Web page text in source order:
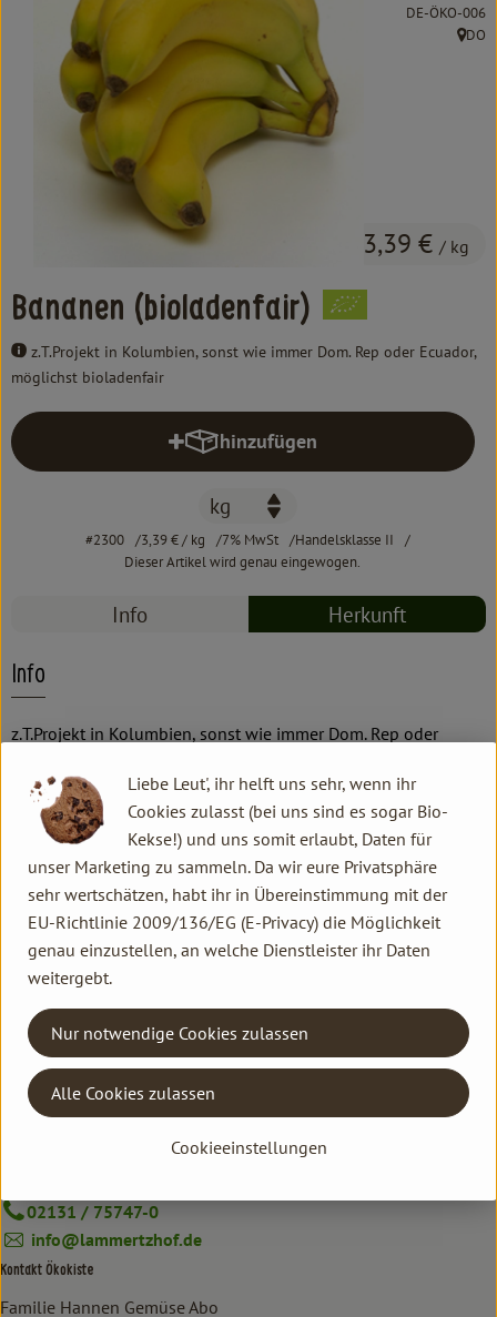
Kochen & Backen
Süß & Pikant
Getränke
Haushalt
Erleben
Bananen (bioladenfair)
z.T.Projekt in Kolumbien, sonst wie immer Dom. Rep oder Ecuador,
möglichst bioladenfair
3,39 € / kg
, Kontrollstelle:
DE-ÖKO-006
,DO
hinzufügen
Produkt zum Warenkorb
#2300 3,39 €/ kg 7% MwSt
Handelsklasse II
Dieser Artikel wird genau eingewogen.
Info Herkunft
Info
z.T.Projekt in Kolumbien, sonst wie immer Dom. Rep oder
Produktinformationen
Herkunft
Hersteller: 8BD
Kontakt allgemein
02131 / 75747-0
info@lammertzhof.de
Kontakt Ökokiste
Familie Hannen Gemüse Abo
Liebe Leut', ihr helft uns sehr, wenn ihr
Cookies zulasst (bei uns sind es sogar Bio-
Kekse!) und uns somit erlaubt, Daten für
unser Marketing zu sammeln. Da wir eure Privatsphäre
sehr wertschätzen, habt ihr in Übereinstimmung mit der
EU-Richtlinie 2009/136/EG (E-Privacy) die Möglichkeit
genau einzustellen, an welche Dienstleister ihr Daten
weitergebt.
Cookieeinstellungen
Nur notwendige Cookies zulassen
Alle Cookies zulassen